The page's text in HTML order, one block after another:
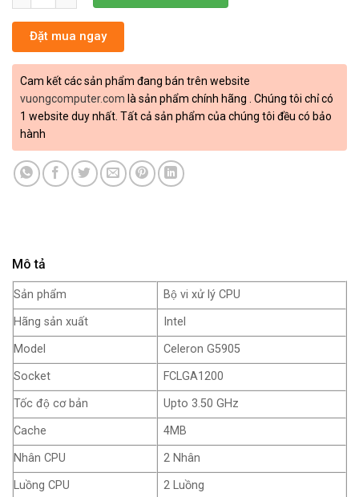
Đặt mua ngay
Cam kết các sản phẩm đang bán trên website
vuongcomputer.com là sản phẩm chính hãng . Chúng tôi chỉ có
1 website duy nhất. Tất cả sản phẩm của chúng tôi đều có bảo
hành
Mô tả
Sản phẩm
Bộ vi xử lý CPU
Hãng sản xuất
Intel
Model
Celeron G5905
Socket
FCLGA1200
Tốc độ cơ bản
Upto 3.50 GHz
Cache
4MB
Nhân CPU
2 Nhân
Luồng CPU
2 Luồng